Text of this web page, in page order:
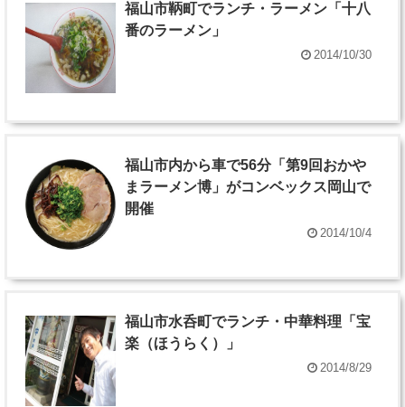
福山市鞆町でランチ・ラーメン「十八
番のラーメン」
2014/10/30
福山市内から車で56分「第9回おかや
まラーメン博」がコンベックス岡山で
開催
2014/10/4
福山市水呑町でランチ・中華料理「宝
楽（ほうらく）」
2014/8/29